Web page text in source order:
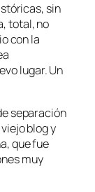
sin
total, no
con la
lugar. Un
separación
blog y
que fue
muy